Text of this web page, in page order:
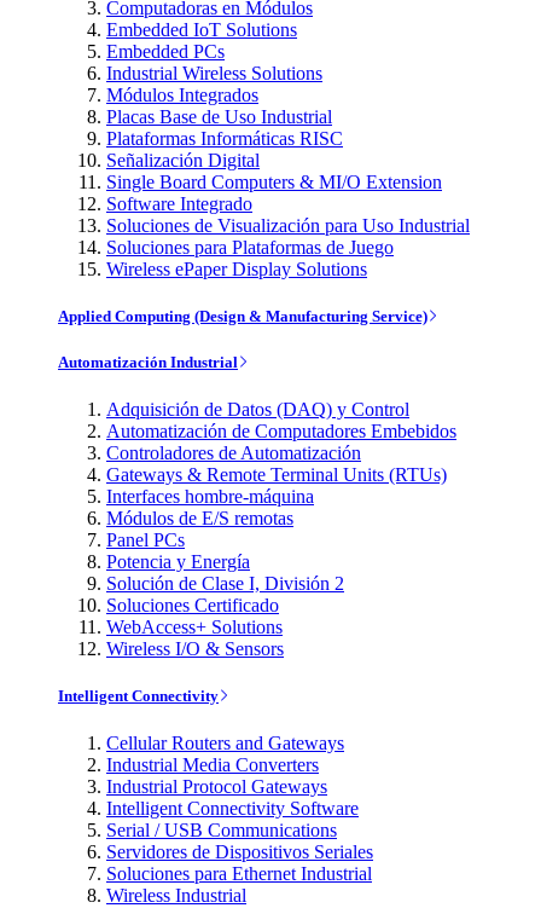
Computadoras en Módulos
Embedded IoT Solutions
Embedded PCs
Industrial Wireless Solutions
Módulos Integrados
Placas Base de Uso Industrial
Plataformas Informáticas RISC
Señalización Digital
Single Board Computers & MI/O Extension
Software Integrado
Soluciones de Visualización para Uso Industrial
Soluciones para Plataformas de Juego
Wireless ePaper Display Solutions
Applied Computing (Design & Manufacturing Service)
Automatización Industrial
Adquisición de Datos (DAQ) y Control
Automatización de Computadores Embebidos
Controladores de Automatización
Gateways & Remote Terminal Units (RTUs)
Interfaces hombre-máquina
Módulos de E/S remotas
Panel PCs
Potencia y Energía
Solución de Clase I, División 2
Soluciones Certificado
WebAccess+ Solutions
Wireless I/O & Sensors
Intelligent Connectivity
Cellular Routers and Gateways
Industrial Media Converters
Industrial Protocol Gateways
Intelligent Connectivity Software
Serial / USB Communications
Servidores de Dispositivos Seriales
Soluciones para Ethernet Industrial
Wireless Industrial